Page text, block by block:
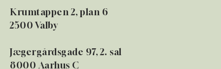
Krumtappen 2, plan 6
2500 Valby
Jægergårdsgade 97, 2. sal
8000 Aarhus C